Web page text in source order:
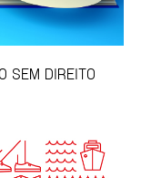
SEM DIREITO